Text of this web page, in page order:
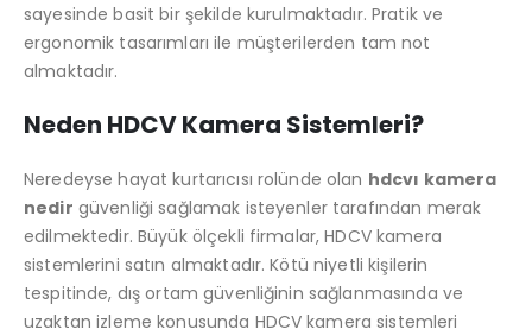
sayesinde basit bir şekilde kurulmaktadır. Pratik ve
ergonomik tasarımları ile müşterilerden tam not
almaktadır.
Neden HDCV Kamera Sistemleri?
Neredeyse hayat kurtarıcısı rolünde olan hdcvı kamera
nedir güvenliği sağlamak isteyenler tarafından merak
edilmektedir. Büyük ölçekli firmalar, HDCV kamera
sistemlerini satın almaktadır. Kötü niyetli kişilerin
tespitinde, dış ortam güvenliğinin sağlanmasında ve
uzaktan izleme konusunda HDCV kamera sistemleri